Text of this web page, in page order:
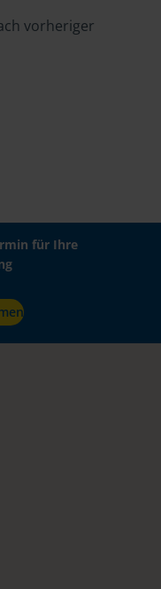
vorheriger
für Ihre